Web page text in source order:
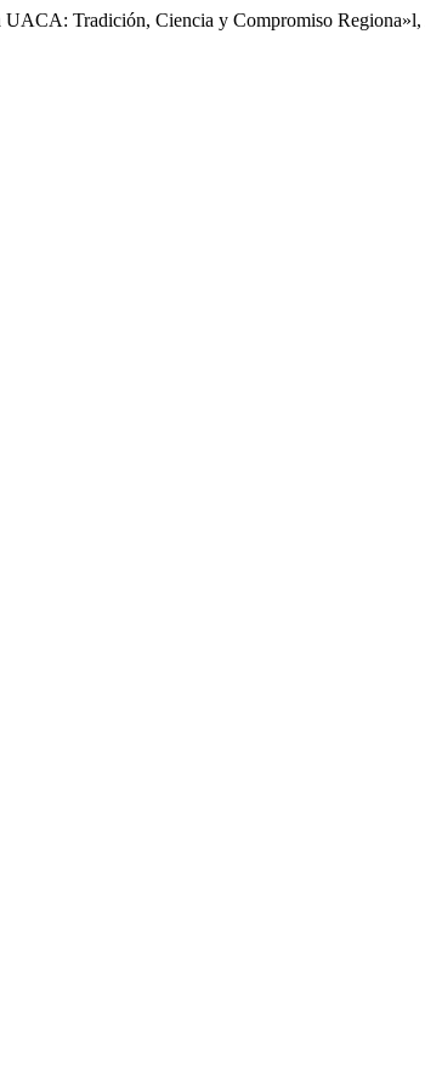
Tradición, Ciencia y Compromiso Regiona»l,